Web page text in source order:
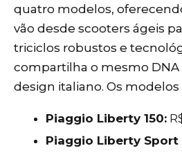
quatro modelos,
vão desde scooters ágeis
triciclos robustos e
compartilha o mesmo DNA
design italiano. Os modelos
Piaggio Liberty 150:
Piaggio Liberty Sport